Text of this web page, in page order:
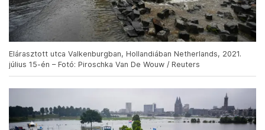
Elárasztott utca Valkenburgban, Hollandiában Netherlands, 2021.
július 15-én – Fotó: Piroschka Van De Wouw / Reuters